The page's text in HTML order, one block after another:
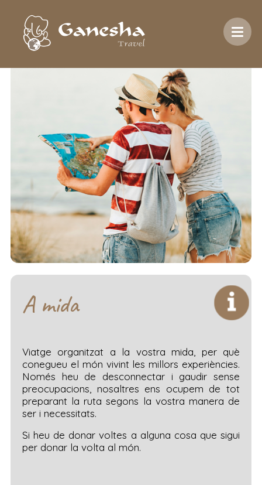
Temàtica
A mida
Viatge organitzat a la vostra mida, per què
conegueu el món vivint les millors experiències.
Només heu de desconnectar i gaudir sense
preocupacions, nosaltres ens ocupem de tot
preparant la ruta segons la vostra manera de
ser i necessitats.
Si heu de donar voltes a alguna cosa que sigui
per donar la volta al món.